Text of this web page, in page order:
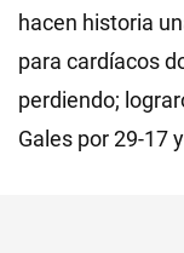
hacen historia
para cardíacos
perdiendo;
Gales por 29-17